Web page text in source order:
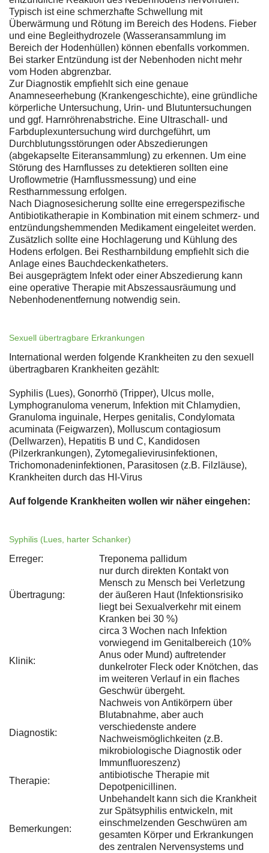
Typisch ist eine schmerzhafte Schwellung mit
Überwärmung und Rötung im Bereich des Hodens. Fieber
und eine Begleithydrozele (Wasseransammlung im
Bereich der Hodenhüllen) können ebenfalls vorkommen.
Bei starker Entzündung ist der Nebenhoden nicht mehr
vom Hoden abgrenzbar.
Zur Diagnostik empfiehlt sich eine genaue
Anamneseerhebung (Krankengeschichte), eine gründliche
körperliche Untersuchung, Urin- und Blutuntersuchungen
und ggf. Harnröhrenabstriche. Eine Ultraschall- und
Farbduplexuntersuchung wird durchgeführt, um
Durchblutungsstörungen oder Abszedierungen
(abgekapselte Eiteransammlung) zu erkennen. Um eine
Störung des Harnflusses zu detektieren sollten eine
Uroflowmetrie (Harnflussmessung) und eine
Restharnmessung erfolgen.
Nach Diagnosesicherung sollte eine erregerspezifische
Antibiotikatherapie in Kombination mit einem schmerz- und
entzündungshemmenden Medikament eingeleitet werden.
Zusätzlich sollte eine Hochlagerung und Kühlung des
Hodens erfolgen. Bei Restharnbildung empfiehlt sich die
Anlage eines Bauchdeckenkatheters.
Bei ausgeprägtem Infekt oder einer Abszedierung kann
eine operative Therapie mit Abszessausräumung und
Nebenhodenentfernung notwendig sein.
Sexuell übertragbare Erkrankungen
International werden folgende Krankheiten zu den sexuell
übertragbaren Krankheiten gezählt:
Syphilis (Lues), Gonorrhö (Tripper), Ulcus molle,
Lymphogranuloma venerum, Infektion mit Chlamydien,
Granuloma inguinale, Herpes genitalis, Condylomata
acuminata (Feigwarzen), Molluscum contagiosum
(Dellwarzen), Hepatitis B und C, Kandidosen
(Pilzerkrankungen), Zytomegalievirusinfektionen,
Trichomonadeninfektionen, Parasitosen (z.B. Filzläuse),
Krankheiten durch das HI-Virus
Auf folgende Krankheiten wollen wir näher eingehen:
Syphilis (Lues, harter Schanker)
Erreger: Treponema pallidum
Übertragung:
nur durch direkten Kontakt von
Mensch zu Mensch bei Verletzung
der äußeren Haut (Infektionsrisiko
liegt bei Sexualverkehr mit einem
Kranken bei 30 %)
Klinik:
circa 3 Wochen nach Infektion
vorwiegend im Genitalbereich (10%
Anus oder Mund) auftretender
dunkelroter Fleck oder Knötchen, das
im weiteren Verlauf in ein flaches
Geschwür übergeht.
Diagnostik:
Nachweis von Antikörpern über
Blutabnahme, aber auch
verschiedenste andere
Nachweismöglichkeiten (z.B.
mikrobiologische Diagnostik oder
Immunfluoreszenz)
Therapie:
antibiotische Therapie mit
Depotpenicillinen.
Bemerkungen:
Unbehandelt kann sich die Krankheit
zur Spätsyphilis entwickeln, mit
einschmelzenden Geschwüren am
gesamten Körper und Erkrankungen
des zentralen Nervensystems und